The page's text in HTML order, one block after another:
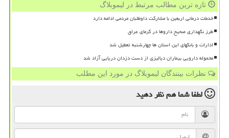
تازه ترین مطالب مرتبط در لیموبلاگ
خدمات درمانی اربعین با مشارکت داوطلبان مردمی ادامه دارد
طرز نگهداری صحیح داروها در گرمای عراق
ادارات و بانکهای این استان ها چهارشنبه تعطیل شد
محموله دارویی بیماران دیالیزی از دست دزدان دریایی آزاد شد
نظرات بینندگان لیموبلاگ در مورد این مطلب
لطفا شما همنظر دهید